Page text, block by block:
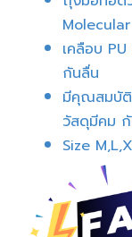
เคลือบ
กันลื่น
มีคุณสมบัติ
วัสดุมีคม
Size